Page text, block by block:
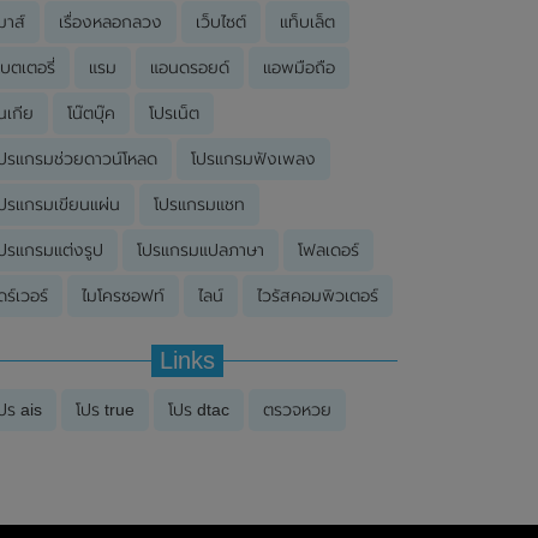
าส์ เรื่องหลอกลวง เว็บไซต์ แท็บเล็ต
ตเตอรี่ แรม แอนดรอยด์ แอพมือถือ
เกีย โน๊ตบุ๊ค โปรเน็ต
รแกรมช่วยดาวน์โหลด โปรแกรมฟังเพลง
รแกรมเขียนแผ่น โปรแกรมแชท
รแกรมแต่งรูป โปรแกรมแปลภาษา โฟลเดอร์
ร์เวอร์ ไมโครซอฟท์ ไลน์ ไวรัสคอมพิวเตอร์
Links
ร ais โปร true โปร dtac ตรวจหวย